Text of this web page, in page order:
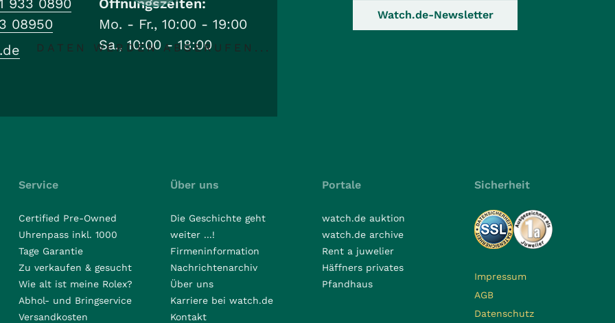
DATEN WERDEN ABGERUFEN...
933 0890
08950
Öffnungszeiten:
Mo. - Fr., 10:00 - 19:00
Sa., 10:00 - 18:00
Watch.de-Newsletter
Service
Certified Pre-Owned
Uhrenpass inkl. 1000
Tage Garantie
Zu verkaufen & gesucht
Wie alt ist meine Rolex?
Abhol- und Bringservice
Versandkosten
Über uns
Die Geschichte geht
weiter ...!
Firmeninformation
Nachrichtenarchiv
Über uns
Karriere bei watch.de
Kontakt
Portale
watch.de auktion
watch.de archive
Rent a juwelier
Häffners privates
Pfandhaus
Sicherheit
Impressum
AGB
Datenschutz